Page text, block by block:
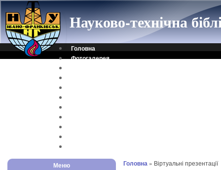
Науково-технічна
Головна
Фотогалерея
Меню Головна » Віртуальні презентації